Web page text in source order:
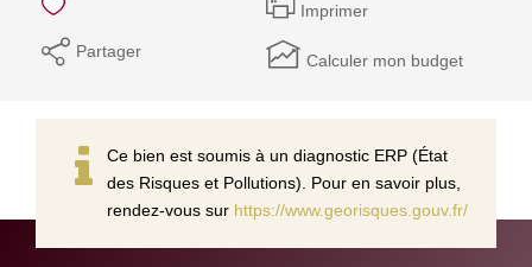
Imprimer
Partager Calculer mon budget
Ce bien est soumis à un diagnostic ERP (État
des Risques et Pollutions). Pour en savoir plus,
rendez-vous sur https://www.georisques.gouv.fr/